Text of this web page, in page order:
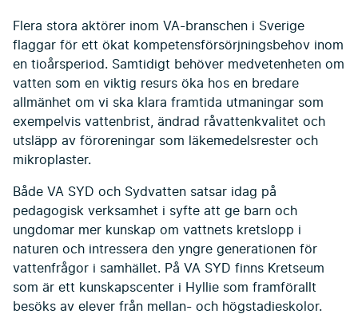
Flera stora aktörer inom VA-branschen i Sverige
flaggar för ett ökat kompetensförsörjningsbehov inom
en tioårsperiod. Samtidigt behöver medvetenheten om
vatten som en viktig resurs öka hos en bredare
allmänhet om vi ska klara framtida utmaningar som
exempelvis vattenbrist, ändrad råvattenkvalitet och
utsläpp av föroreningar som läkemedelsrester och
mikroplaster.
Både VA SYD och Sydvatten satsar idag på
pedagogisk verksamhet i syfte att ge barn och
ungdomar mer kunskap om vattnets kretslopp i
naturen och intressera den yngre generationen för
vattenfrågor i samhället. På VA SYD finns Kretseum
som är ett kunskapscenter i Hyllie som framförallt
besöks av elever från mellan- och högstadieskolor.